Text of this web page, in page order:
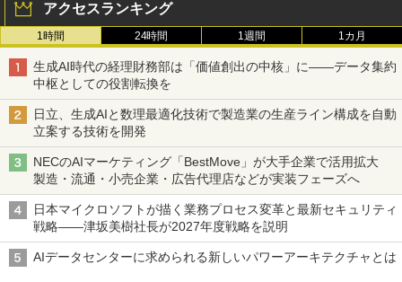
アクセスランキング
1時間 24時間 1週間 1カ月
生成AI時代の経理財務部は「価値創出の中核」に――データ集約
中枢としての役割転換を
日立、生成AIと数理最適化技術で製造業の生産ライン構成を自動
立案する技術を開発
NECのAIマーケティング「BestMove」が大手企業で活用拡大
製造・流通・小売企業・広告代理店などが実装フェーズへ
日本マイクロソフトが描く業務プロセス変革と最新セキュリティ
戦略――津坂美樹社長が2027年度戦略を説明
AIデータセンターに求められる新しいパワーアーキテクチャとは